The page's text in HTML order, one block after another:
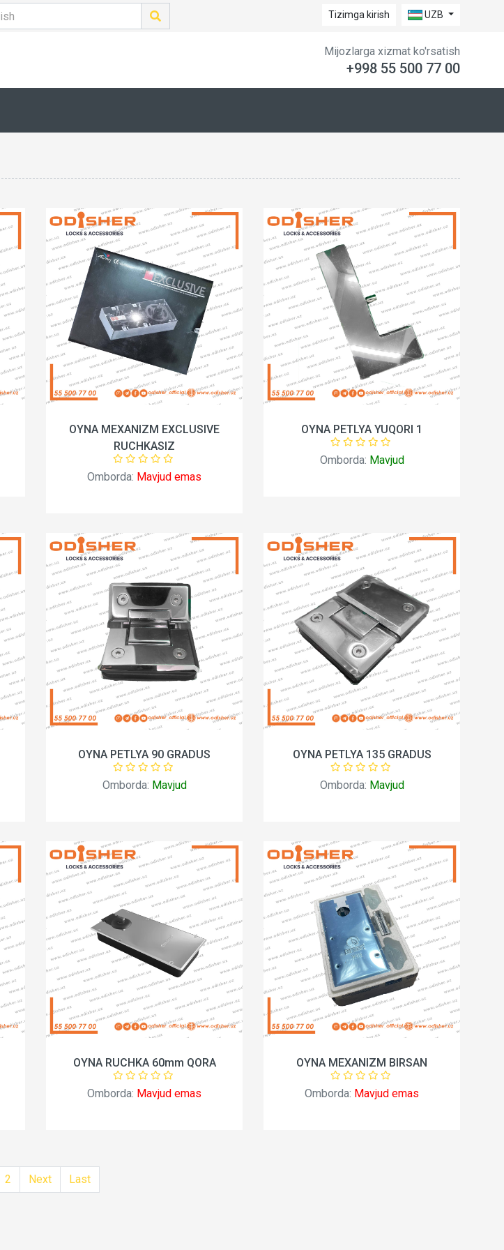
Tizimga kirish UZB
Mijozlarga xizmat ko'rsatish
+998 55 500 77 00
OYNA MEXANIZM EXCLUSIVE
RUCHKASIZ
Omborda: Mavjud emas
OYNA PETLYA YUQORI 1
Omborda: Mavjud
OYNA PETLYA 90 GRADUS
Omborda: Mavjud
OYNA PETLYA 135 GRADUS
Omborda: Mavjud
OYNA RUCHKA 60mm QORA
Omborda: Mavjud emas
OYNA MEXANIZM BIRSAN
Omborda: Mavjud emas
2 Next Last